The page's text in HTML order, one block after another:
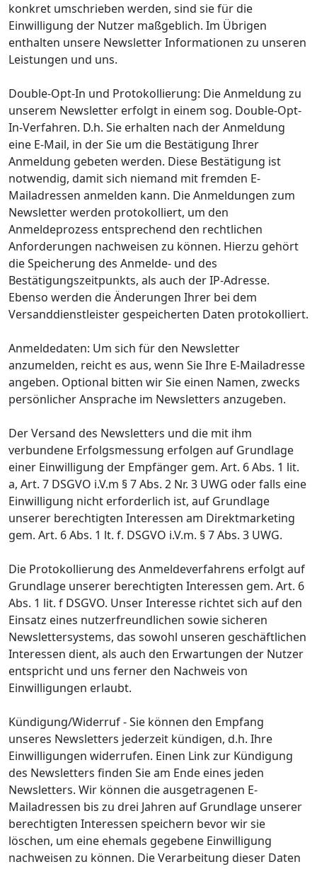
konkret umschrieben werden, sind sie für die
Einwilligung der Nutzer maßgeblich. Im Übrigen
enthalten unsere Newsletter Informationen zu unseren
Leistungen und uns.
Double-Opt-In und Protokollierung: Die Anmeldung zu
unserem Newsletter erfolgt in einem sog. Double-Opt-
In-Verfahren. D.h. Sie erhalten nach der Anmeldung
eine E-Mail, in der Sie um die Bestätigung Ihrer
Anmeldung gebeten werden. Diese Bestätigung ist
notwendig, damit sich niemand mit fremden E-
Mailadressen anmelden kann. Die Anmeldungen zum
Newsletter werden protokolliert, um den
Anmeldeprozess entsprechend den rechtlichen
Anforderungen nachweisen zu können. Hierzu gehört
die Speicherung des Anmelde- und des
Bestätigungszeitpunkts, als auch der IP-Adresse.
Ebenso werden die Änderungen Ihrer bei dem
Versanddienstleister gespeicherten Daten protokolliert.
Anmeldedaten: Um sich für den Newsletter
anzumelden, reicht es aus, wenn Sie Ihre E-Mailadresse
angeben. Optional bitten wir Sie einen Namen, zwecks
persönlicher Ansprache im Newsletters anzugeben.
Der Versand des Newsletters und die mit ihm
verbundene Erfolgsmessung erfolgen auf Grundlage
einer Einwilligung der Empfänger gem. Art. 6 Abs. 1 lit.
a, Art. 7 DSGVO i.V.m § 7 Abs. 2 Nr. 3 UWG oder falls eine
Einwilligung nicht erforderlich ist, auf Grundlage
unserer berechtigten Interessen am Direktmarketing
gem. Art. 6 Abs. 1 lt. f. DSGVO i.V.m. § 7 Abs. 3 UWG.
Die Protokollierung des Anmeldeverfahrens erfolgt auf
Grundlage unserer berechtigten Interessen gem. Art. 6
Abs. 1 lit. f DSGVO. Unser Interesse richtet sich auf den
Einsatz eines nutzerfreundlichen sowie sicheren
Newslettersystems, das sowohl unseren geschäftlichen
Interessen dient, als auch den Erwartungen der Nutzer
entspricht und uns ferner den Nachweis von
Einwilligungen erlaubt.
Kündigung/Widerruf - Sie können den Empfang
unseres Newsletters jederzeit kündigen, d.h. Ihre
Einwilligungen widerrufen. Einen Link zur Kündigung
des Newsletters finden Sie am Ende eines jeden
Newsletters. Wir können die ausgetragenen E-
Mailadressen bis zu drei Jahren auf Grundlage unserer
berechtigten Interessen speichern bevor wir sie
löschen, um eine ehemals gegebene Einwilligung
nachweisen zu können. Die Verarbeitung dieser Daten